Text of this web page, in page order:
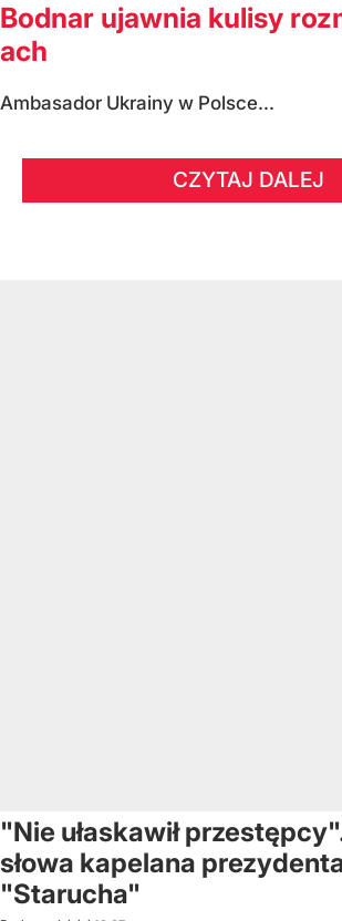
Bodnar ujawnia kulisy
ach
Ambasador Ukrainy w Polsce...
CZYTAJ DALEJ
"Nie ułaskawił
słowa kapelana
"Starucha"